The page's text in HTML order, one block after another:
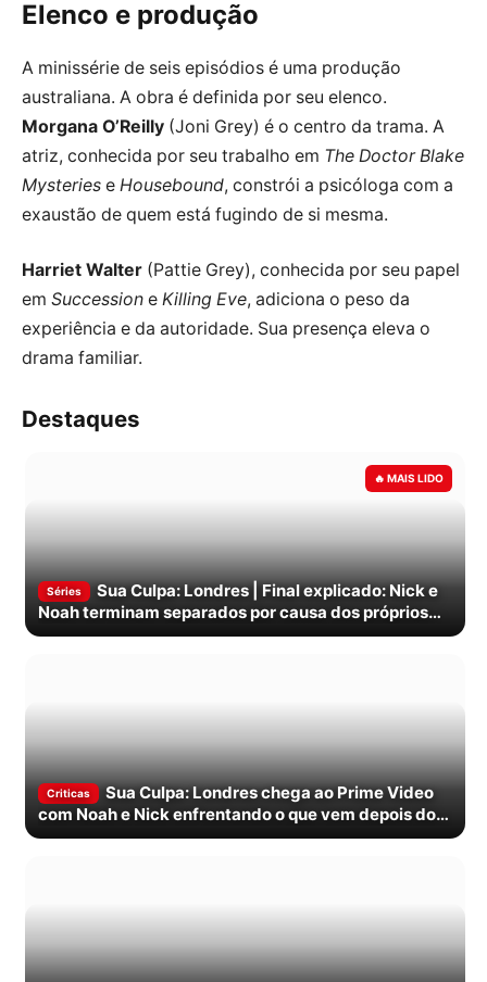
Elenco e produção
A minissérie de seis episódios é uma produção
australiana. A obra é definida por seu elenco.
Morgana O’Reilly (Joni Grey) é o centro da trama. A
atriz, conhecida por seu trabalho em The Doctor Blake
Mysteries e Housebound, constrói a psicóloga com a
exaustão de quem está fugindo de si mesma.
Harriet Walter (Pattie Grey), conhecida por seu papel
em Succession e Killing Eve, adiciona o peso da
experiência e da autoridade. Sua presença eleva o
drama familiar.
Destaques
Séries
Sua Culpa: Londres | Final explicado: Nick e
Noah terminam separados por causa dos próprios
erros
Criticas
Sua Culpa: Londres chega ao Prime Video
com Noah e Nick enfrentando o que vem depois do
primeiro beijo